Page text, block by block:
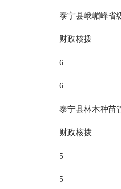
泰宁县峨嵋峰省
财政核拨
6
6
泰宁县林木种苗
财政核拨
5
5